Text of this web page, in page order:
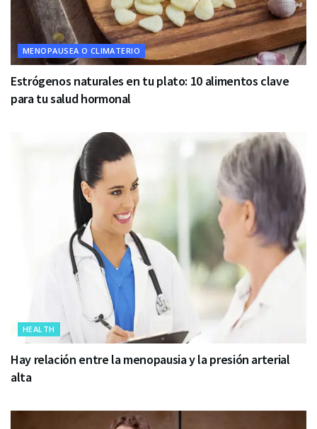
MENOPAUSEA O CLIMATERIO
Estrógenos naturales en tu plato: 10 alimentos clave
para tu salud hormonal
HEALTH
Hay relación entre la menopausia y la presión arterial
alta